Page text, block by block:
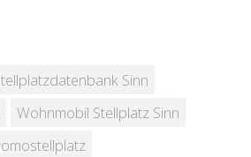
Sinn
Wohnmobil Stellplatz Sinn